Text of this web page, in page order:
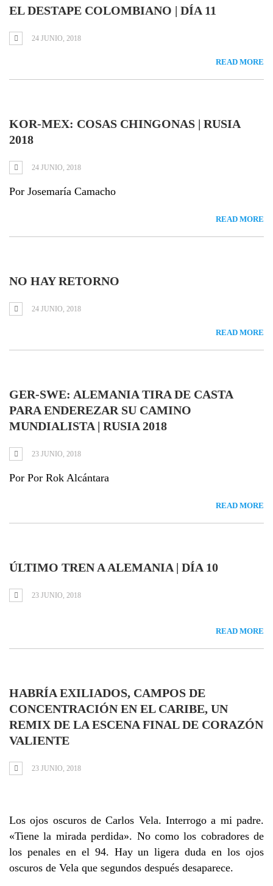
EL DESTAPE COLOMBIANO | DÍA 11
24 JUNIO, 2018
READ MORE
KOR-MEX: COSAS CHINGONAS | RUSIA
2018
24 JUNIO, 2018
Por Josemaría Camacho
READ MORE
NO HAY RETORNO
24 JUNIO, 2018
READ MORE
GER-SWE: ALEMANIA TIRA DE CASTA
PARA ENDEREZAR SU CAMINO
MUNDIALISTA | RUSIA 2018
23 JUNIO, 2018
Por Por Rok Alcántara
READ MORE
ÚLTIMO TREN A ALEMANIA | DÍA 10
23 JUNIO, 2018
READ MORE
HABRÍA EXILIADOS, CAMPOS DE
CONCENTRACIÓN EN EL CARIBE, UN
REMIX DE LA ESCENA FINAL DE CORAZÓN
VALIENTE
23 JUNIO, 2018
Los ojos oscuros de Carlos Vela. Interrogo a mi padre.
«Tiene la mirada perdida». No como los cobradores de
los penales en el 94. Hay un ligera duda en los ojos
oscuros de Vela que segundos después desaparece.